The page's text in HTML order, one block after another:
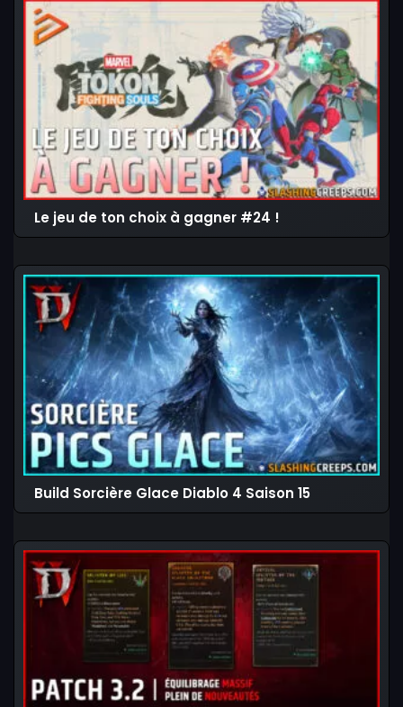
Le jeu de ton choix à gagner #24 !
Build Sorcière Glace Diablo 4 Saison 15